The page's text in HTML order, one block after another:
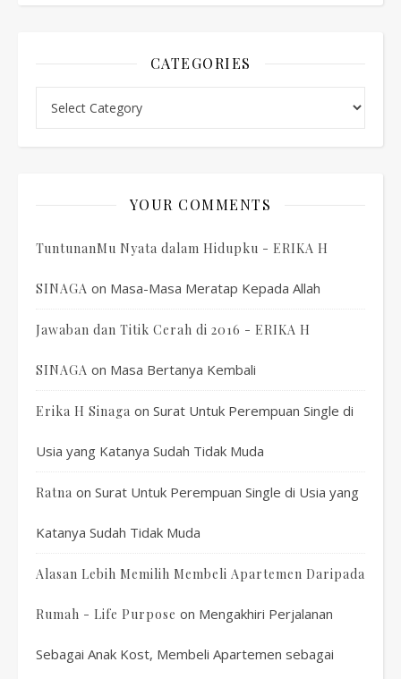
CATEGORIES
YOUR COMMENTS
TuntunanMu Nyata dalam Hidupku - ERIKA H
SINAGA on Masa-Masa Meratap Kepada Allah
Jawaban dan Titik Cerah di 2016 - ERIKA H
SINAGA on Masa Bertanya Kembali
Erika H Sinaga on Surat Untuk Perempuan Single di
Usia yang Katanya Sudah Tidak Muda
Ratna on Surat Untuk Perempuan Single di Usia yang
Katanya Sudah Tidak Muda
Alasan Lebih Memilih Membeli Apartemen Daripada
Rumah - Life Purpose on Mengakhiri Perjalanan
Sebagai Anak Kost, Membeli Apartemen sebagai